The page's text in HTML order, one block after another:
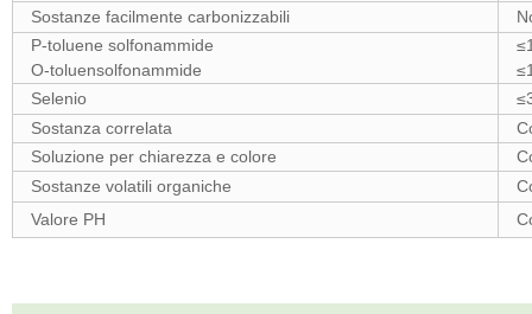
Sostanze facilmente carbonizzabili
P-toluene solfonammide
O-toluensolfonammide
≤
≤
Selenio
≤
Sostanza correlata
Soluzione per chiarezza e colore
Sostanze volatili organiche
Valore PH